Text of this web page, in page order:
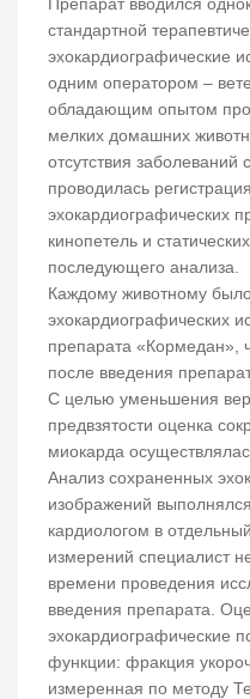
Препарат вводился
стандартной
эхокардиографические
одним оператором –
обладающим опытом
мелких домашних
отсутствия заболеваний
проводилась
эхокардиографических
кинопетель и
последующего анализа.
Каждому животному
эхокардиографических
препарата «Кормедан»,
после введения
С целью уменьшения
предвзятости оценка
миокарда
Анализ сохраненных
изображений
кардиологом в
измерений специалист
времени проведения
введения препарата.
эхокардиографические
функции: фракция
измеренная по методу